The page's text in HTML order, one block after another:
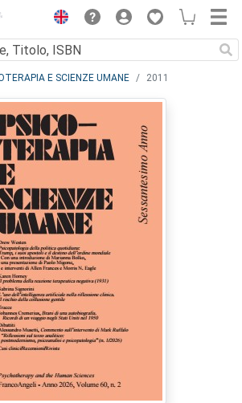
E SCIENZE UMANE 2011